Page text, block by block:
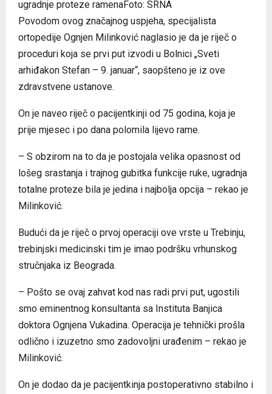
ugradnje proteze ramenaFoto: SRNA
Povodom ovog značajnog uspjeha, specijalista
ortopedije Ognjen Milinković naglasio je da je riječ o
proceduri koja se prvi put izvodi u Bolnici „Sveti
arhiđakon Stefan – 9. januar“, saopšteno je iz ove
zdravstvene ustanove.
On je naveo riječ o pacijentkinji od 75 godina, koja je
prije mjesec i po dana polomila lijevo rame.
– S obzirom na to da je postojala velika opasnost od
lošeg srastanja i trajnog gubitka funkcije ruke, ugradnja
totalne proteze bila je jedina i najbolja opcija – rekao je
Milinković.
Budući da je riječ o prvoj operaciji ove vrste u Trebinju,
trebinjski medicinski tim je imao podršku vrhunskog
stručnjaka iz Beograda.
– Pošto se ovaj zahvat kod nas radi prvi put, ugostili
smo eminentnog konsultanta sa Instituta Banjica
doktora Ognjena Vukadina. Operacija je tehnički prošla
odlično i izuzetno smo zadovoljni urađenim – rekao je
Milinković.
On je dodao da je pacijentkinja postoperativno stabilno i